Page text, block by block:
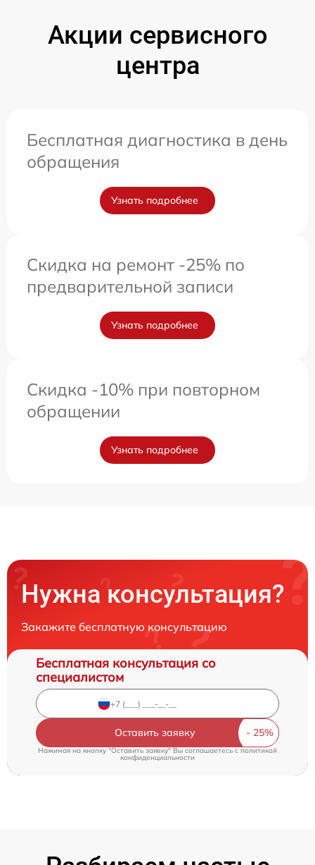
Акции сервисного
центра
Бесплатная диагностика в день
обращения
Узнать подробнее
Скидка на ремонт -25% по
предварительной записи
Узнать подробнее
Скидка -10% при повторном
обращении
Узнать подробнее
Нужна консультация?
Закажите бесплатную консультацию
Бесплатная консультация со
специалистом
Оставить заявку
Нажимая на кнопку "Оставить заявку" Вы соглашаетесь c политикой
конфиденциальности